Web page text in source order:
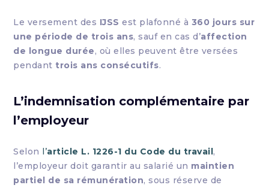
Le versement des IJSS est plafonné à 360 jours sur
une période de trois ans, sauf en cas d’affection
de longue durée, où elles peuvent être versées
pendant trois ans consécutifs.
L’indemnisation complémentaire par
l’employeur
Selon l’article L. 1226-1 du Code du travail,
l’employeur doit garantir au salarié un maintien
partiel de sa rémunération, sous réserve de